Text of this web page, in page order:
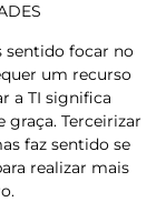
sentido focar no
um recurso
a TI significa
graça. Terceirizar
faz sentido se
realizar mais